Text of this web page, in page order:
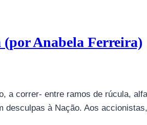
(por Anabela Ferreira)
a correr- entre ramos de rúcula,
desculpas à Nação. Aos